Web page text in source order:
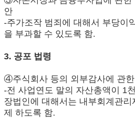
안
-주가조작 범죄에 대해서 부당이
을 부과할 수 있도록 함.
3. 공포 법령
④주식회사 등의 외부감사에 관
-전 사업연도 말의 자산총액이 1
장법인에 대해서는 내부회계관리
제 하도록 함.